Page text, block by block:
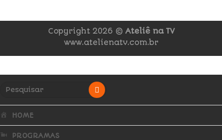
Copyright 2026 © Ateliê na TV
www.atelienatv.com.br
HOME
PROGRAMAS